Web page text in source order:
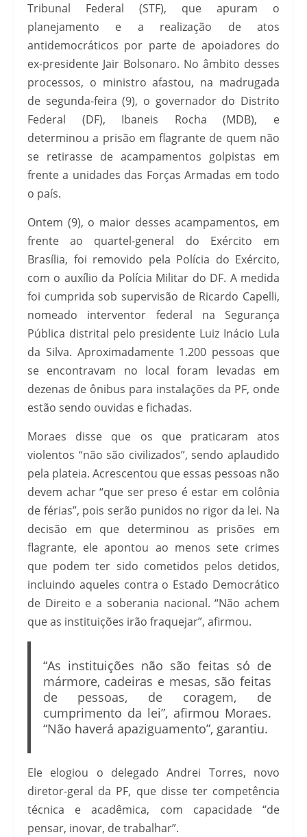
Tribunal Federal (STF), que apuram o
planejamento e a realização de atos
antidemocráticos por parte de apoiadores do
ex-presidente Jair Bolsonaro. No âmbito desses
processos, o ministro afastou, na madrugada
de segunda-feira (9), o governador do Distrito
Federal (DF), Ibaneis Rocha (MDB), e
determinou a prisão em flagrante de quem não
se retirasse de acampamentos golpistas em
frente a unidades das Forças Armadas em todo
o país.
Ontem (9), o maior desses acampamentos, em
frente ao quartel-general do Exército em
Brasília, foi removido pela Polícia do Exército,
com o auxílio da Polícia Militar do DF. A medida
foi cumprida sob supervisão de Ricardo Capelli,
nomeado interventor federal na Segurança
Pública distrital pelo presidente Luiz Inácio Lula
da Silva. Aproximadamente 1.200 pessoas que
se encontravam no local foram levadas em
dezenas de ônibus para instalações da PF, onde
estão sendo ouvidas e fichadas.
Moraes disse que os que praticaram atos
violentos “não são civilizados”, sendo aplaudido
pela plateia. Acrescentou que essas pessoas não
devem achar “que ser preso é estar em colônia
de férias”, pois serão punidos no rigor da lei. Na
decisão em que determinou as prisões em
flagrante, ele apontou ao menos sete crimes
que podem ter sido cometidos pelos detidos,
incluindo aqueles contra o Estado Democrático
de Direito e a soberania nacional. “Não achem
que as instituições irão fraquejar”, afirmou.
“As instituições não são feitas só de
mármore, cadeiras e mesas, são feitas
de pessoas, de coragem, de
cumprimento da lei”, afirmou Moraes.
“Não haverá apaziguamento”, garantiu.
Ele elogiou o delegado Andrei Torres, novo
diretor-geral da PF, que disse ter competência
técnica e acadêmica, com capacidade “de
pensar, inovar, de trabalhar”.